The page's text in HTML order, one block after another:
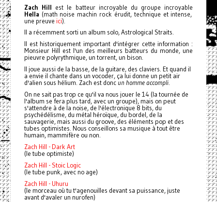
Zach Hill est le batteur incroyable du groupe incroyable
Hella (math noise machin rock érudit, technique et intense,
une preuve ici).
Il a récemment sorti un album solo, Astrological Straits.
Il est historiquement important d'intégrer cette information :
Monsieur Hill est l'un des meilleurs batteurs du monde, une
pieuvre polyrythmique, un torrent, un bison.
Il joue aussi de la basse, de la guitare, des claviers. Et quand il
a envie il chante dans un vocoder, ça lui donne un petit air
d'alien sous hélium. Zach est donc un homme accompli.
On ne sait pas trop ce qu'il va nous jouer le 14 (la tournée de
l'album se fera plus tard, avec un groupe), mais on peut
s'attendre à de la noise, de l'électronique 8 bits, du
psychédélisme, du métal héroïque, du bordel, de la
sauvagerie, mais aussi du groove, des éléments pop et des
tubes optimistes. Nous conseillons sa musique à tout être
humain, mammifère ou non.
Zach Hill - Dark Art
(le tube optimiste)
Zach Hill - Stoic Logic
(le tube punk, avec no age)
Zach Hill - Uhuru
(le morceau où tu t'agenouilles devant sa puissance, juste
avant d'avaler un nurofen)